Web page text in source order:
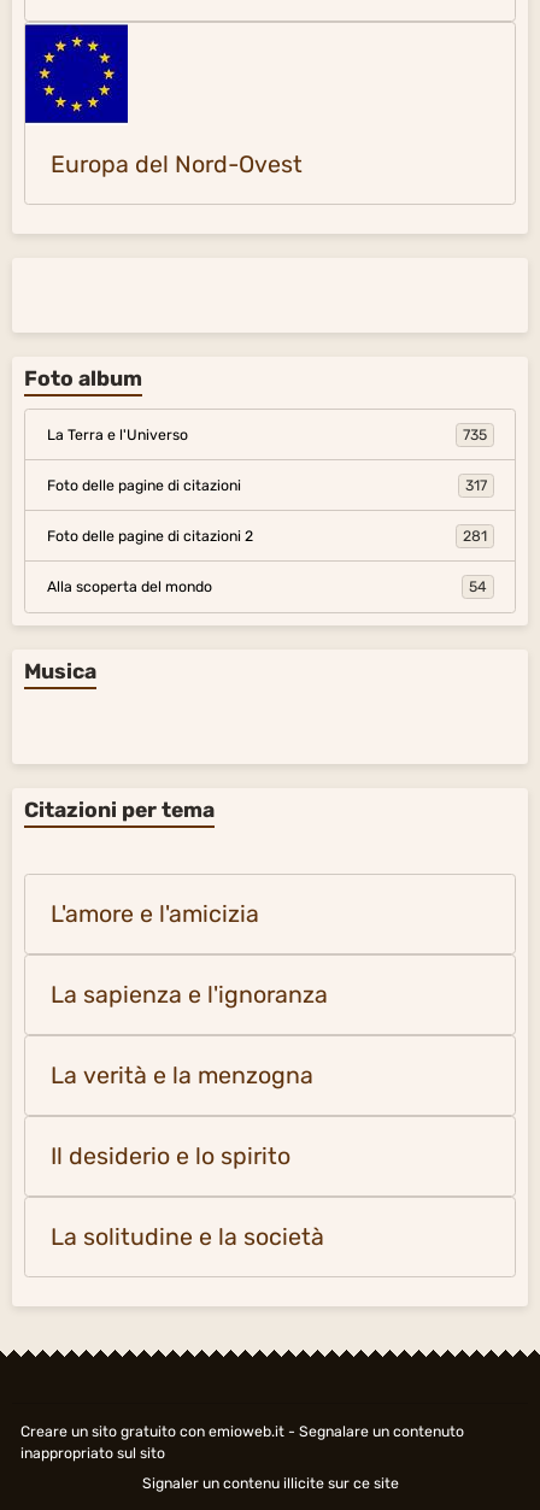
Europa del Nord-Ovest
Foto album
La Terra e l'Universo 735
Foto delle pagine di citazioni 317
Foto delle pagine di citazioni 2 281
Alla scoperta del mondo 54
Musica
Citazioni per tema
L'amore e l'amicizia
La sapienza e l'ignoranza
La verità e la menzogna
Il desiderio e lo spirito
La solitudine e la società
Creare un sito gratuito con emioweb.it - Segnalare un contenuto
inappropriato sul sito
Signaler un contenu illicite sur ce site